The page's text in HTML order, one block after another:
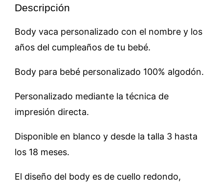
Descripción
Body vaca personalizado con el nombre y los
años del cumpleaños de tu bebé.
Body para bebé personalizado 100% algodón.
Personalizado mediante la técnica de
impresión directa.
Disponible en blanco y desde la talla 3 hasta
los 18 meses.
El diseño del body es de cuello redondo,